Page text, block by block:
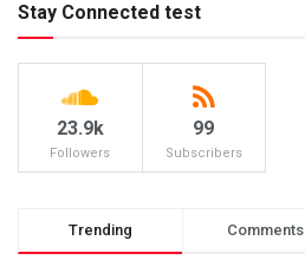
Stay Connected test
23.9k
Followers
99
Subscribers
Trending Comments